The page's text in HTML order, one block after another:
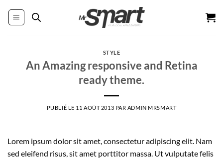
STYLE
An Amazing responsive and Retina
ready theme.
PUBLIÉ LE 11 AOÛT 2013 PAR ADMIN MRSMART
Lorem ipsum dolor sit amet, consectetur adipiscing elit. Nam
sed eleifend risus, sit amet porttitor massa. Ut vulputate felis